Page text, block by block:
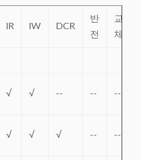
IR IW DCR
반
전
교
체
√ √ -- -- --
√ √ √ -- --